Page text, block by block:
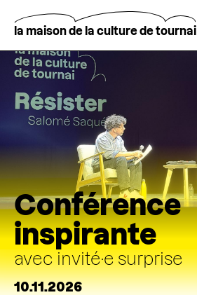
contenu
principal
la maison de la culture de tournai
Rechercher
Conférence
inspirante
avec invité·e surprise
10.11.2026